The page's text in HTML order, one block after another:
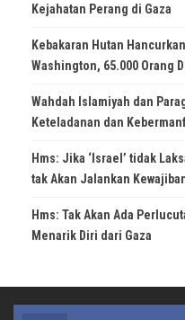
Kejahatan Perang di Gaza
Kebakaran Hutan
Washington, 65.000 Orang
Wahdah Islamiyah dan
Keteladanan dan
Hms: Jika ‘Israel’ tidak
tak Akan Jalankan
Hms: Tak Akan Ada
Menarik Diri dari Gaza